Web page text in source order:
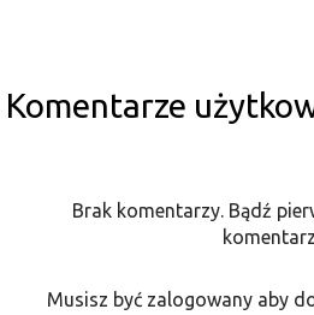
Komentarze
Brak komentarzy. Bądź
komentarz
Musisz być zalogowany aby